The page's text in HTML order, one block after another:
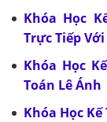
Khóa Học
Trực Tiếp
Khóa Học
Toán Lê Ánh
Khóa Học